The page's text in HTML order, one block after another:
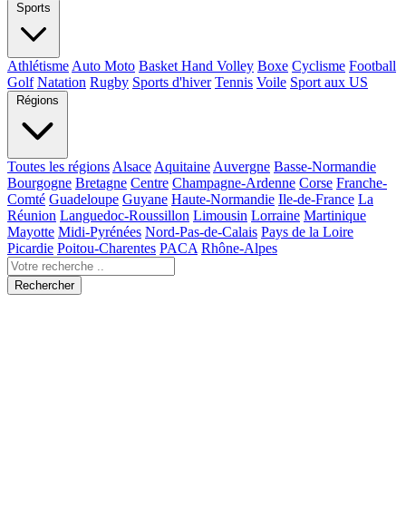
Sports
Athlétisme Auto Moto Basket Hand Volley Boxe Cyclisme Football
Golf Natation Rugby Sports d'hiver Tennis Voile Sport aux US
Régions
Toutes les régions Alsace Aquitaine Auvergne Basse-Normandie
Bourgogne Bretagne Centre Champagne-Ardenne Corse Franche-
Comté Guadeloupe Guyane Haute-Normandie Ile-de-France La
Réunion Languedoc-Roussillon Limousin Lorraine Martinique
Mayotte Midi-Pyrénées Nord-Pas-de-Calais Pays de la Loire
Picardie Poitou-Charentes PACA Rhône-Alpes
Rechercher